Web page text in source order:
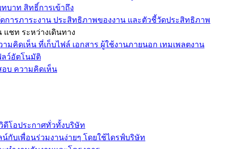
บาท สิทธิ์การเข้าถึง
การภาระงาน ประสิทธิภาพของงาน และตัวชี้วัดประสิทธิภาพ
แชท ระหว่างเดินทาง
มคิดเห็น ที่เก็บไฟล์ เอกสาร ผู้ใช้งานภายนอก เทมเพลตงาน
ลว์อัตโนมัติ
อบ ความคิดเห็น
ดีโอประกาศทั่วทั้งบริษัท
กับเพื่อนร่วมงานง่ายๆ โดยใช้ไดรฟ์บริษัท